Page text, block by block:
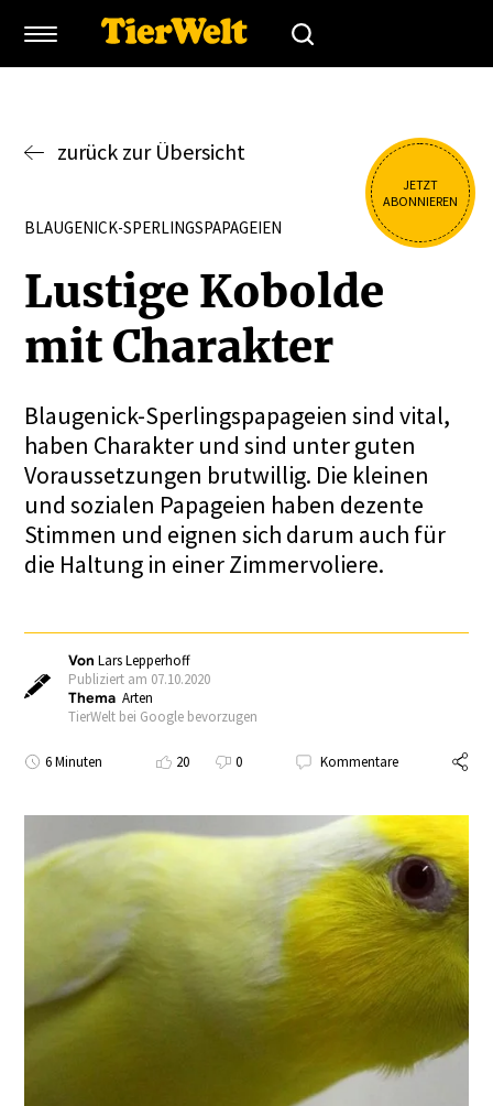
JETZT
ABONNIEREN
zurück zur Übersicht
BLAUGENICK-SPERLINGSPAPAGEIEN
Lustige Kobolde
mit Charakter
Blaugenick-Sperlingspapageien sind vital,
haben Charakter und sind unter guten
Voraussetzungen brutwillig. Die kleinen
und sozialen Papageien haben dezente
Stimmen und eignen sich darum auch für
die Haltung in einer Zimmervoliere.
VonLars Lepperhoff
Publiziert am 07.10.2020
Thema Arten
TierWelt bei Google bevorzugen
6 Minuten 20 0 Kommentare